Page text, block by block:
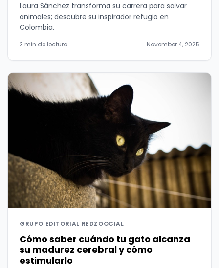
Laura Sánchez transforma su carrera para salvar
animales; descubre su inspirador refugio en
Colombia.
3 min de lectura November 4, 2025
GRUPO EDITORIAL REDZOOCIAL
Cómo saber cuándo tu gato alcanza
su madurez cerebral y cómo
estimularlo